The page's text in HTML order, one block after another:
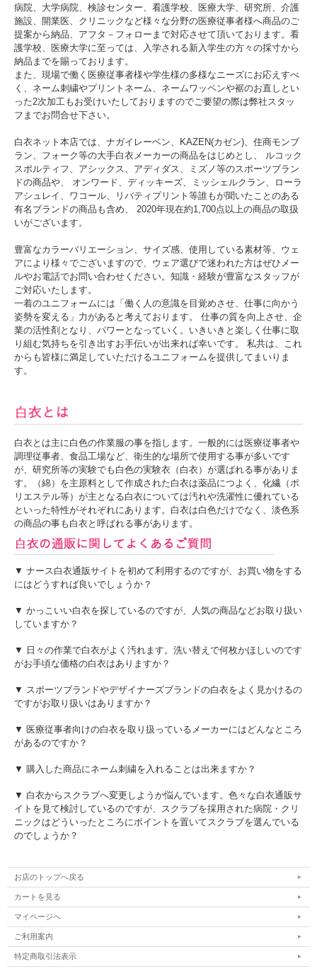
病院、大学病院、検診センター、看護学校、医療大学、研究所、介護
施設、開業医、クリニックなど様々な分野の医療従事者様へ商品のご
提案から納品、アフタ－フォローまで対応させて頂いております。看
護学校、医療大学に至っては、入学される新入学生の方々の採寸から
納品までを賜っております。
また、現場で働く医療従事者様や学生様の多様なニーズにお応えすべ
く、ネーム刺繍やプリントネーム、ネームワッペンや裾のお直しとい
った2次加工もお受けいたしておりますのでご要望の際は弊社スタッ
フまでお問合せ下さい。
白衣ネット本店では、ナガイレーベン、KAZEN(カゼン)、住商モンブ
ラン、フォーク等の大手白衣メーカーの商品をはじめとし、 ルコック
スポルティフ、アシックス、アディダス、ミズノ等のスポーツブラン
ドの商品や、 オンワード、ディッキーズ、ミッシェルクラン、ローラ
アシュレイ、ワコール、リバティプリント等誰もが聞いたことのある
有名ブランドの商品も含め、 2020年現在約1,700点以上の商品の取扱
いがございます。
豊富なカラーバリエーション、サイズ感、使用している素材等、ウェ
アにより様々でございますので、ウェア選びで迷われた方はぜひメー
ルやお電話でお問い合わせください。知識・経験が豊富なスタッフが
ご対応いたします。
一着のユニフォームには「働く人の意識を目覚めさせ、仕事に向かう
姿勢を変える」力があると考えております。 仕事の質を向上させ、企
業の活性剤となり、パワーとなっていく。いきいきと楽しく仕事に取
り組む気持ちを引き出すお手伝いが出来れば幸いです。 私共は、これ
からも皆様に満足していただけるユニフォームを提供してまいりま
す。
白衣とは主に白色の作業服の事を指します。一般的には医療従事者や
調理従事者、食品工場など、衛生的な場所で使用する事が多いです
が、研究所等の実験でも白色の実験衣（白衣）が選ばれる事がありま
す。（綿）を主原料として作成された白衣は薬品につよく、化繊（ポ
リエステル等）が主となる白衣については汚れや洗濯性に優れている
といった特性がそれぞれにあります。白衣は白色だけでなく、淡色系
の商品の事も白衣と呼ばれる事があります。
▼ ナース白衣通販サイトを初めて利用するのですが、お買い物をする
にはどうすれば良いでしょうか？
▼ かっこいい白衣を探しているのですが、人気の商品などお取り扱い
していますか？
▼ 日々の作業で白衣がよく汚れます。洗い替えで何枚かほしいのです
がお手頃な価格の白衣はありますか？
▼ スポーツブランドやデザイナーズブランドの白衣をよく見かけるの
ですがお取り扱いはありますか？
▼ 医療従事者向けの白衣を取り扱っているメーカーにはどんなところ
があるのですか？
▼ 購入した商品にネーム刺繍を入れることは出来ますか？
▼ 白衣からスクラブへ変更しようか悩んでいます。色々な白衣通販サ
イトを見て検討しているのですが、スクラブを採用された病院・クリ
ニックはどういったところにポイントを置いてスクラブを選んでいる
のでしょうか？
お店のトップへ戻る
カートを見る
マイページへ
ご利用案内
特定商取引法表示